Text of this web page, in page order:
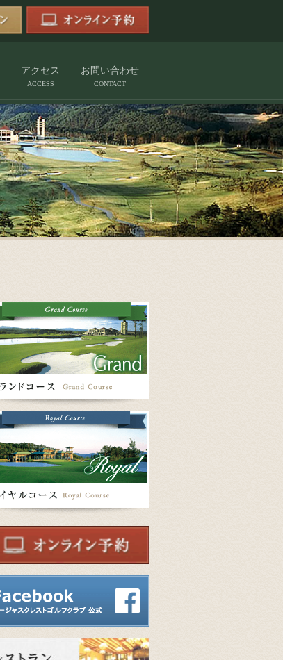
アクセス
ACCESS
お問い合わせ
CONTACT